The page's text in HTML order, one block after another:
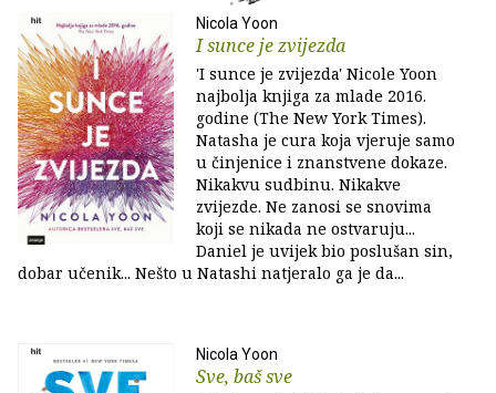
Nicola Yoon
I sunce je zvijezda
'I sunce je zvijezda' Nicole Yoon
najbolja knjiga za mlade 2016.
godine (The New York Times).
Natasha je cura koja vjeruje samo
u činjenice i znanstvene dokaze.
Nikakvu sudbinu. Nikakve
zvijezde. Ne zanosi se snovima
koji se nikada ne ostvaruju...
Daniel je uvijek bio poslušan sin,
dobar učenik... Nešto u Natashi natjeralo ga je da...
Nicola Yoon
Sve, baš sve